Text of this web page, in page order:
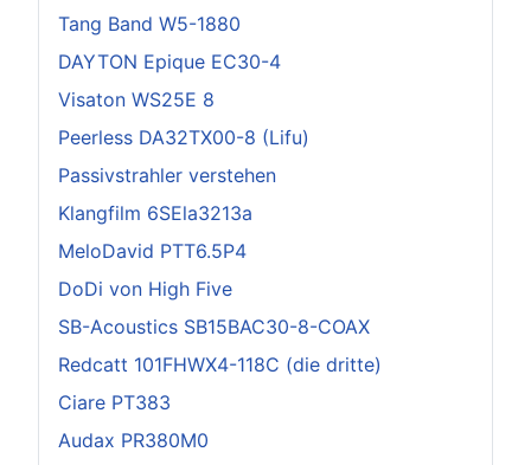
Tang Band W5-1880
DAYTON Epique EC30-4
Visaton WS25E 8
Peerless DA32TX00-8 (Lifu)
Passivstrahler verstehen
Klangfilm 6SEla3213a
MeloDavid PTT6.5P4
DoDi von High Five
SB-Acoustics SB15BAC30-8-COAX
Redcatt 101FHWX4-118C (die dritte)
Ciare PT383
Audax PR380M0